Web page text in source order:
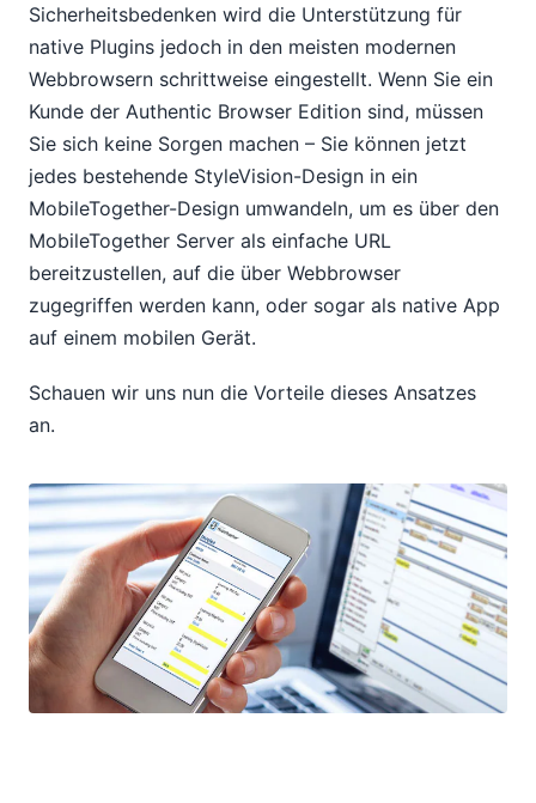
Sicherheitsbedenken wird die Unterstützung für
native Plugins jedoch in den meisten modernen
Webbrowsern schrittweise eingestellt. Wenn Sie ein
Kunde der Authentic Browser Edition sind, müssen
Sie sich keine Sorgen machen – Sie können jetzt
jedes bestehende StyleVision-Design in ein
MobileTogether-Design umwandeln, um es über den
MobileTogether Server als einfache URL
bereitzustellen, auf die über Webbrowser
zugegriffen werden kann, oder sogar als native App
auf einem mobilen Gerät.
Schauen wir uns nun die Vorteile dieses Ansatzes
an.